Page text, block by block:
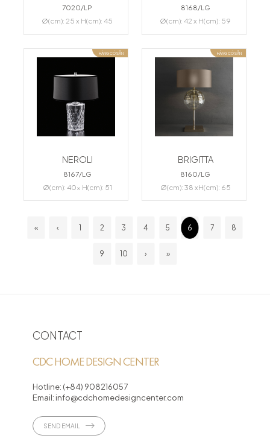
7020/LP
Ø(cm): 25 x H(cm): 45
8168/LG
Ø(cm): 42 x H(cm): 59
HÀNG CÓ SẴN
NEROLI
8167/LG
Ø(cm): 40x H(cm): 51
HÀNG CÓ SẴN
BRIGITTA
8160/LG
Ø(cm): 38 xH(cm): 65
« ‹ 1 2 3 4 5 6 7 8
9 10 › »
CONTACT
CDC HOME DESIGN CENTER
Hotline: (+84) 908216057
Email: info@cdchomedesigncenter.com
SEND EMAIL